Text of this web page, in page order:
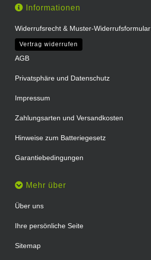
Informationen
Widerrufsrecht & Muster-Widerrufsformular
Vertrag widerrufen
AGB
Privatsphäre und Datenschutz
Impressum
Zahlungsarten und Versandkosten
Hinweise zum Batteriegesetz
Garantiebedingungen
Mehr über
Über uns
Ihre persönliche Seite
Sitemap